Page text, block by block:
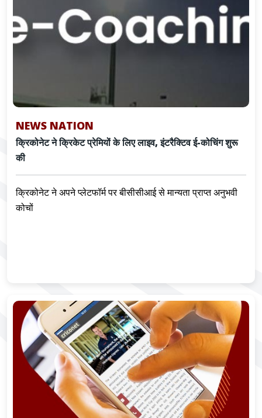
NEWS NATION
क्रिकोनेट ने क्रिकेट प्रेमियों के लिए लाइव, इंटरैक्टिव ई-कोचिंग शुरू
की
क्रिकोनेट ने अपने प्लेटफॉर्म पर बीसीसीआई से मान्यता प्राप्त अनुभवी
कोचों